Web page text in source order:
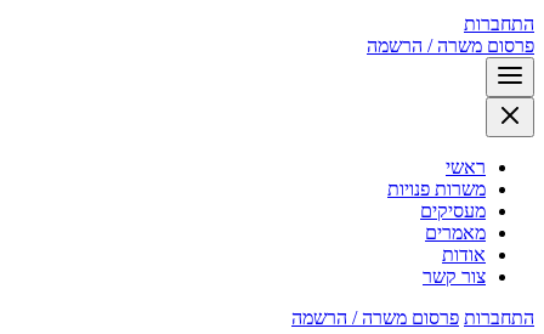
התחברות
פרסום משרה / הרשמה
ראשי
משרות פנויות
מעסיקים
מאמרים
אודות
צור קשר
התחברות פרסום משרה / הרשמה